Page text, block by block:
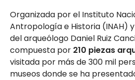
Organizada por el Instituto
Antropología e Historia (INAH)
del arqueólogo Daniel Ruiz
compuesta por 210 piezas
visitada por más de 300 mil
museos donde se ha